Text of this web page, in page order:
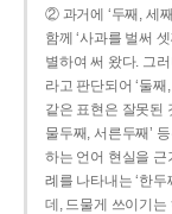
② 과거에 ‘두째, 세째
함께 ‘사과를 벌써
별하여 써 왔다. 그
라고 판단되어 ‘둘째
같은 표현은 잘못된
물두째, 서른두째’
하는 언어 현실을 근
례를 나타내는 ‘한두
데, 드물게 쓰이기는